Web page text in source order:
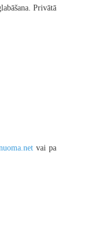
Privātā
vai pa